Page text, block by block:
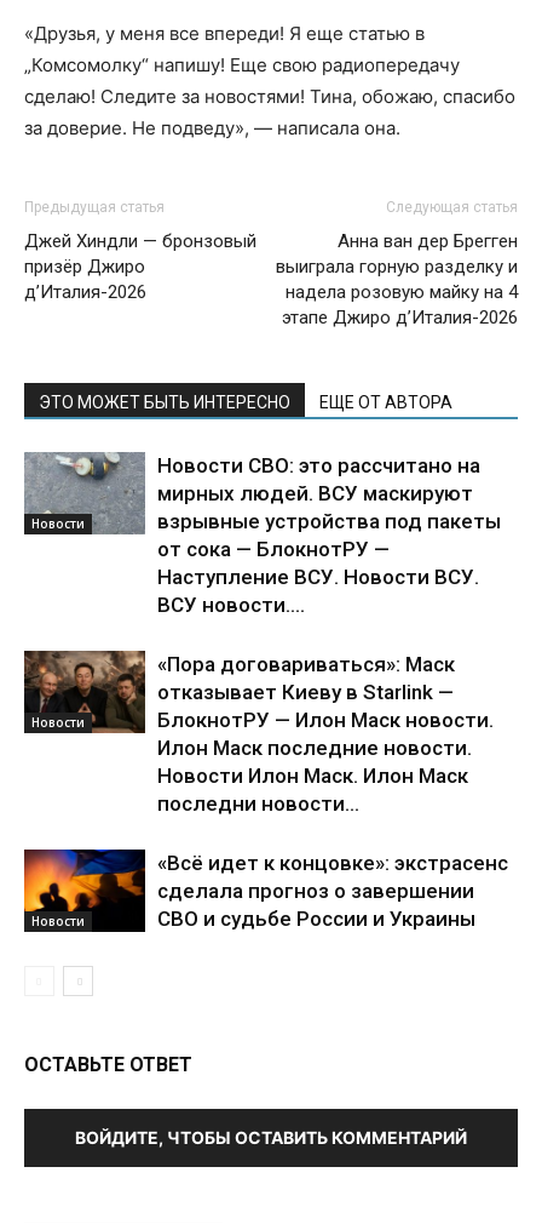
«Друзья, у меня все впереди! Я еще статью в
„Комсомолку“ напишу! Еще свою радиопередачу
сделаю! Следите за новостями! Тина, обожаю, спасибо
за доверие. Не подведу», — написала она.
Предыдущая статья
Джей Хиндли — бронзовый
призёр Джиро
д’Италия-2026
Следующая статья
Анна ван дер Брегген
выиграла горную разделку и
надела розовую майку на 4
этапе Джиро д’Италия-2026
ЭТО МОЖЕТ БЫТЬ ИНТЕРЕСНО ЕЩЕ ОТ АВТОРА
Новости
Новости СВО: это рассчитано на
мирных людей. ВСУ маскируют
взрывные устройства под пакеты
от сока — БлокнотРУ —
Наступление ВСУ. Новости ВСУ.
ВСУ новости....
Новости
«Пора договариваться»: Маск
отказывает Киеву в Starlink —
БлокнотРУ — Илон Маск новости.
Илон Маск последние новости.
Новости Илон Маск. Илон Маск
последни новости...
Новости
«Всё идет к концовке»: экстрасенс
сделала прогноз о завершении
СВО и судьбе России и Украины
ОСТАВЬТЕ ОТВЕТ
ВОЙДИТЕ, ЧТОБЫ ОСТАВИТЬ КОММЕНТАРИЙ